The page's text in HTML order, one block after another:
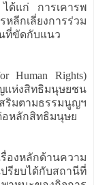
ด้แก่ การเคารพ
ลีกเลี่ยงการร่วม
ที่ขัดกับแนว
Human Rights)
ห่งสิทธิมนุษยชน
ริมตามธรรมนูญฯ
อหลักสิทธิมนุษย
องหลักด้านความ
รียบได้กับสถานีที่